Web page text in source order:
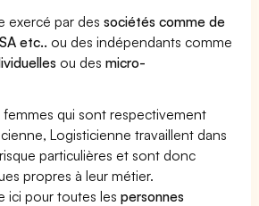
exercé par dessociétés comme de
etc.. ou des indépendants comme
ou desmicro-
qui sont respectivement
Logisticienne travaillent dans
particulières et sont donc
propres à leur métier.
ici pour toutes lespersonnes